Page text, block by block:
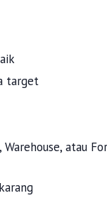
target
atau